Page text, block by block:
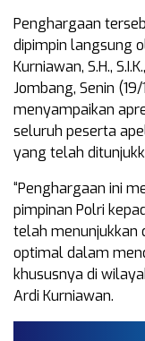
Penghargaan
dipimpin langsung
Kurniawan, S.H.,
Jombang, Senin
menyampaikan
seluruh peserta
yang telah
“Penghargaan ini
pimpinan Polri
telah menunjukkan
optimal dalam
khususnya di
Ardi Kurniawan.